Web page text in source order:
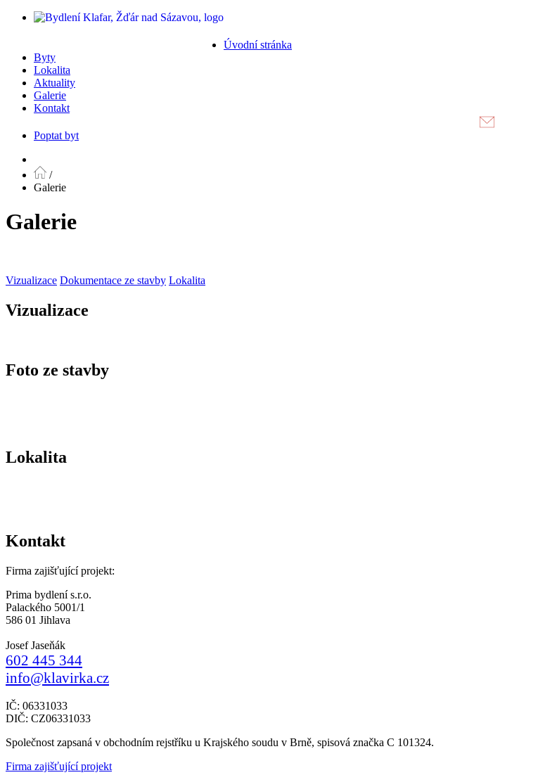
Úvodní stránka
Byty
Lokalita
Aktuality
Galerie
Kontakt
Poptat byt
/
Galerie
Galerie
Vizualizace Dokumentace ze stavby Lokalita
Vizualizace
Foto ze stavby
Lokalita
Kontakt
Firma zajišťující projekt:
Prima bydlení s.r.o.
Palackého 5001/1
586 01 Jihlava
Josef Jaseňák
602 445 344
info@klavirka.cz
IČ: 06331033
DIČ: CZ06331033
Společnost zapsaná v obchodním rejstříku u Krajského soudu v Brně, spisová značka C 101324.
Firma zajišťující projekt